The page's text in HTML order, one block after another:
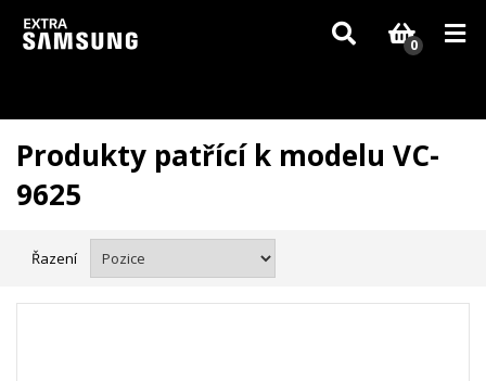
Vzhledem k aktuální situaci se může dodání dílů, které nejsou skladem,
zpozdit. Děkujeme za pochopení.
0
Produkty patřící k modelu VC-
9625
Řazení